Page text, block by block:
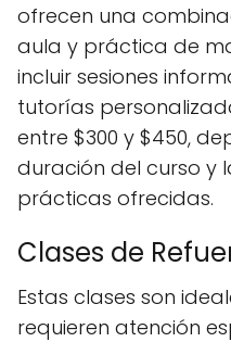
ofrecen una
aula y práctica de
incluir sesiones
tutorías
entre $300 y $450,
duración del curso y
prácticas ofrecidas.
Clases de
Estas clases son
requieren atención